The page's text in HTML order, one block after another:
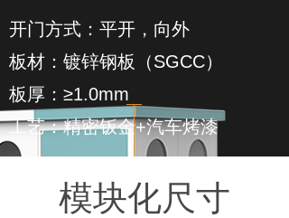
开门方式：平开，向外
板材：镀锌钢板（SGCC）
板厚：≥1.0mm
工艺：精密钣金+汽车烤漆
模块化尺寸